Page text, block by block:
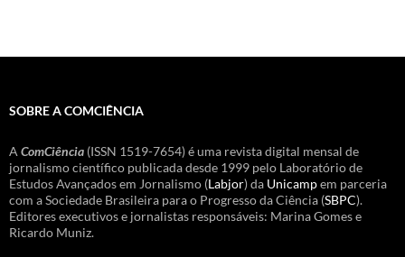
SOBRE A COMCIÊNCIA
A ComCiência (ISSN 1519-7654) é uma revista digital mensal de
jornalismo científico publicada desde 1999 pelo Laboratório de
Estudos Avançados em Jornalismo (Labjor) da Unicampem parceria
com a Sociedade Brasileira para o Progresso da Ciência (SBPC).
Editores executivos e jornalistas responsáveis: Marina Gomes e
Ricardo Muniz.